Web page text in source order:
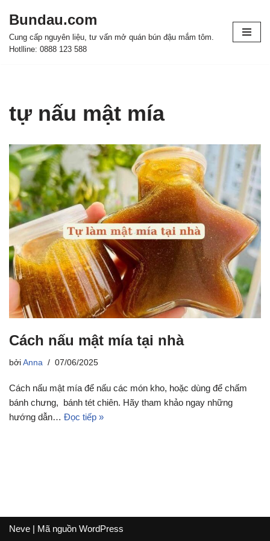
Chuyển
tới
Bundau.com
Cung cấp nguyên liệu, tư vấn mở quán bún đậu mắm tôm.
Hotlline: 0888 123 588
tự nấu mật mía
Cách nấu mật mía tại nhà
bởi Anna 07/06/2025
Cách nấu mật mía để nấu các món kho, hoặc dùng để chấm
bánh chưng, bánh tét chiên. Hãy tham khảo ngay những
hướng dẫn… Đọc tiếp »
Neve | Mã nguồn WordPress